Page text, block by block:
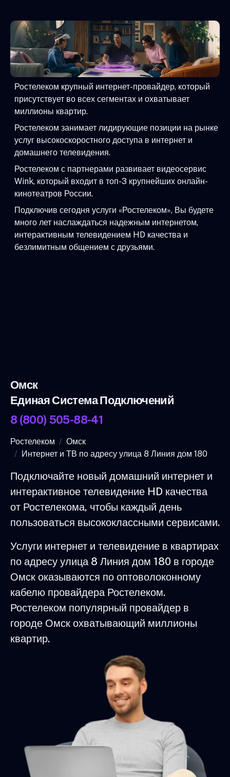
Ростелеком крупный интернет-провайдер, который
присутствует во всех сегментах и охватывает
миллионы квартир.
Ростелеком занимает лидирующие позиции на рынке
услуг высокоскоростного доступа в интернет и
домашнего телевидения.
Ростелеком с партнерами развивает видеосервис
Wink, который входит в топ-3 крупнейших онлайн-
кинотеатров России.
Подключив сегодня услуги «Ростелеком», Вы будете
много лет наслаждаться надежным интернетом,
интерактивным телевидением HD качества и
безлимитным общением с друзьями.
Омск
Единая Система Подключений
8 (800) 505-88-41
Ростелеком
Омск
Интернет и ТВ по адресу улица 8 Линия дом 180
Подключайте новый домашний интернет и
интерактивное телевидение HD качества
от Ростелекома, чтобы каждый день
пользоваться высококлассными сервисами.
Услуги интернет и телевидение в квартирах
по адресу улица 8 Линия дом 180 в городе
Омск оказываются по оптоволоконному
кабелю провайдера Ростелеком.
Ростелеком популярный провайдер в
городе Омск охватывающий миллионы
квартир.